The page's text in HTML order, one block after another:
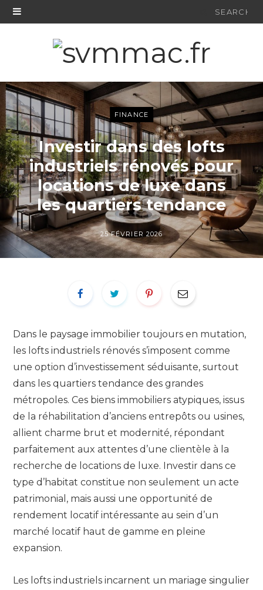
Search
FINANCE
Investir dans des lofts
industriels rénovés pour
locations de luxe dans
les quartiers tendance
25 FÉVRIER 2026
Dans le paysage immobilier toujours en mutation,
les lofts industriels rénovés s’imposent comme
une option d’investissement séduisante, surtout
dans les quartiers tendance des grandes
métropoles. Ces biens immobiliers atypiques, issus
de la réhabilitation d’anciens entrepôts ou usines,
allient charme brut et modernité, répondant
parfaitement aux attentes d’une clientèle à la
recherche de locations de luxe. Investir dans ce
type d’habitat constitue non seulement un acte
patrimonial, mais aussi une opportunité de
rendement locatif intéressante au sein d’un
marché locatif haut de gamme en pleine
expansion.
Les lofts industriels incarnent un mariage singulier